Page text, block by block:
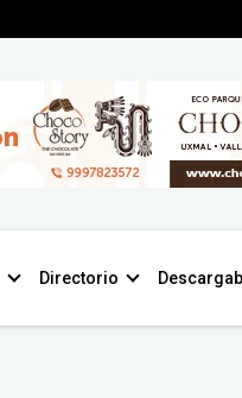
Directorio